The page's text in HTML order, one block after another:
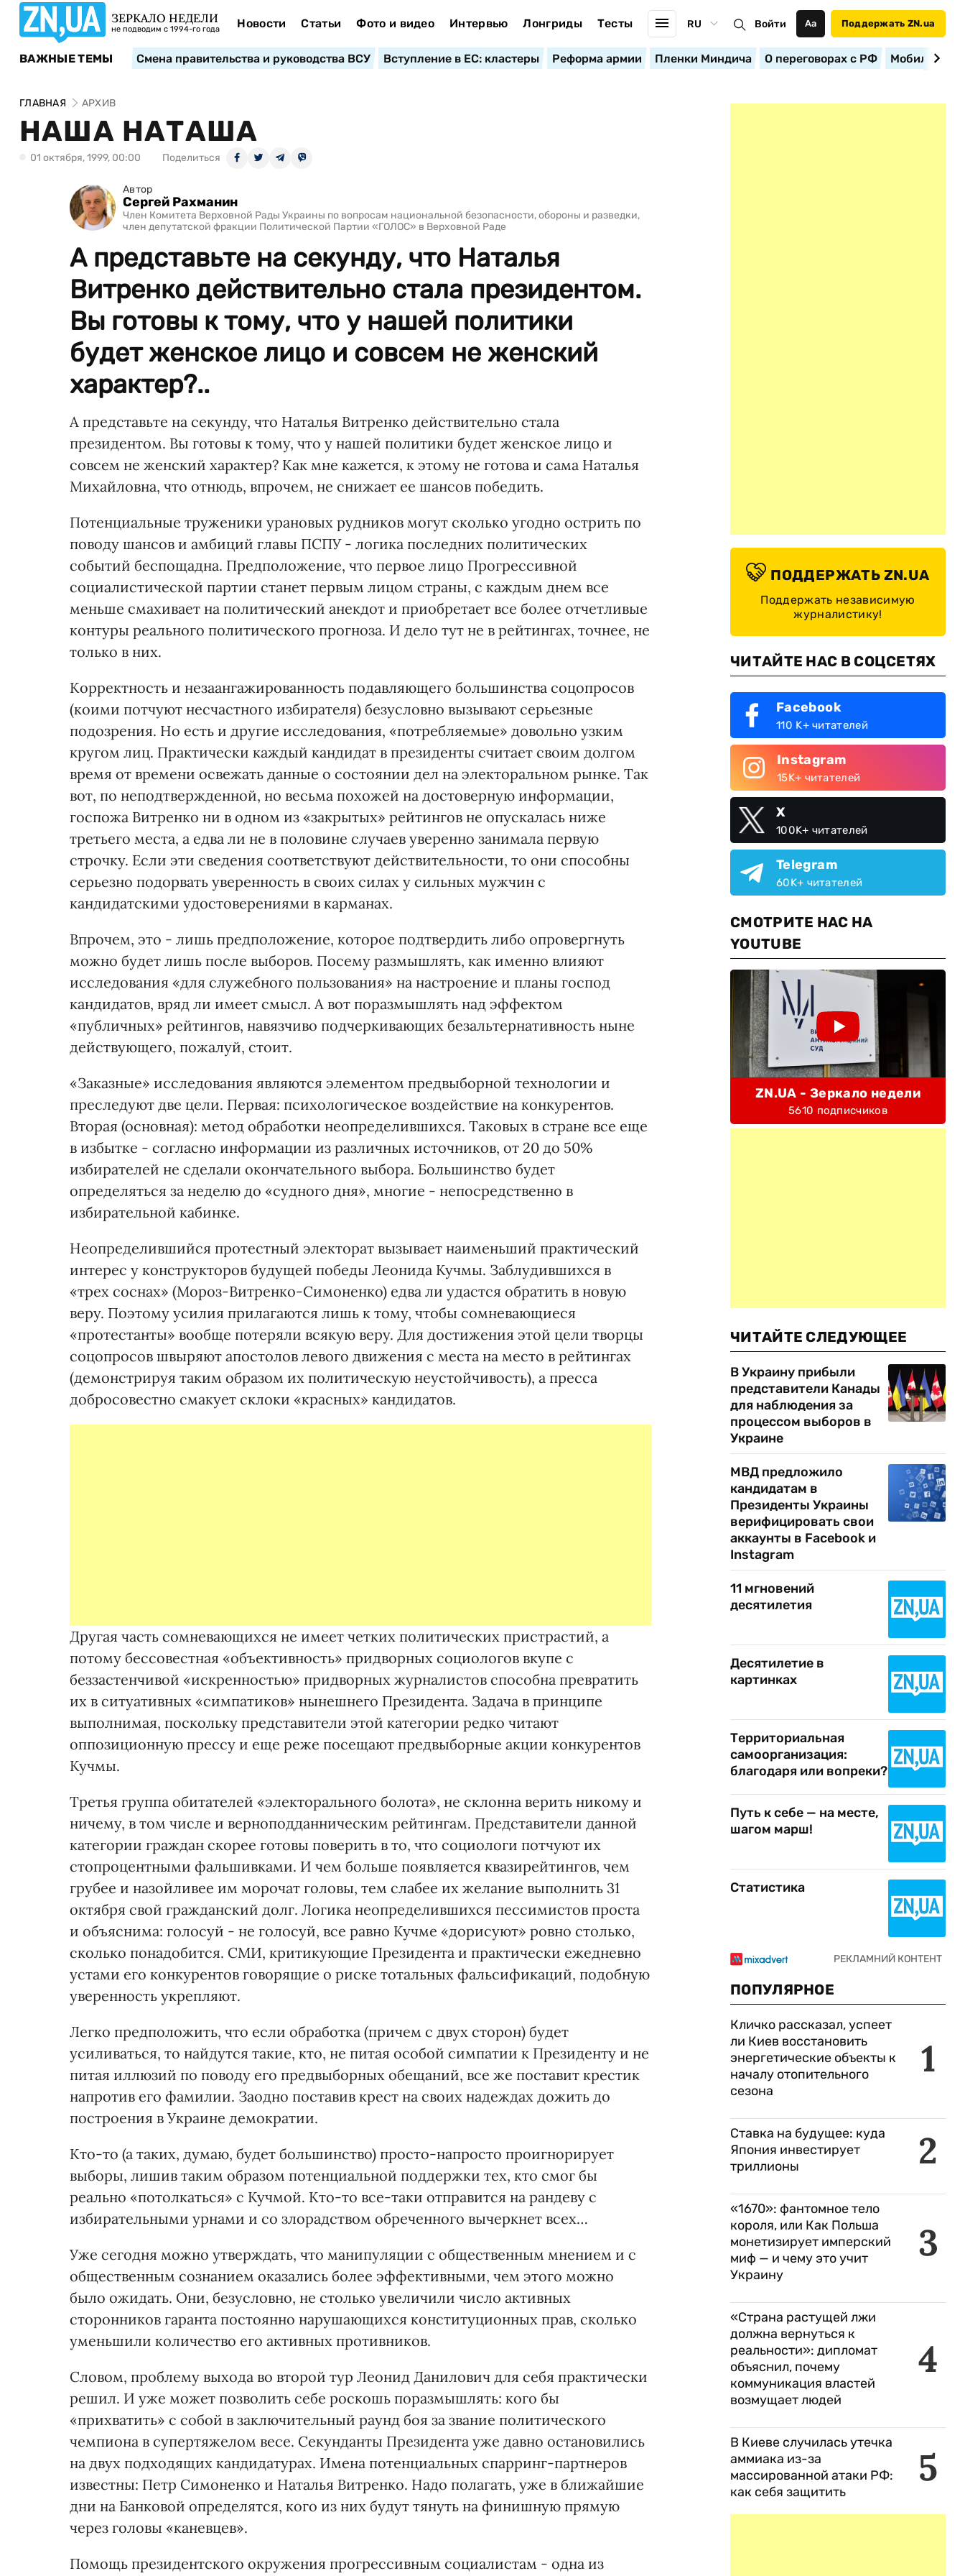
ЗЕРКАЛО НЕДЕЛИ
не подводим с 1994-го года Новости Статьи Фото и видео Интервью Лонгриды Тесты RU Войти Аа Поддержать ZN.ua
ВАЖНЫЕ ТЕМЫ Смена правительства и руководства ВСУ Вступление в ЕС: кластеры Реформа армии Пленки Миндича О переговорах с РФ
ГЛАВНАЯ АРХИВ
НАША НАТАША
01 октября, 1999, 00:00 Поделиться
Автор
Сергей Рахманин
Член Комитета Верховной Рады Украины по вопросам национальной безопасности, обороны и разведки,
член депутатской фракции Политической Партии «ГОЛОС» в Верховной Раде
А представьте на секунду, что Наталья
Витренко действительно стала президентом.
Вы готовы к тому, что у нашей политики
будет женское лицо и совсем не женский
характер?..
А представьте на секунду, что Наталья Витренко действительно стала
президентом. Вы готовы к тому, что у нашей политики будет женское лицо и
совсем не женский характер? Как мне кажется, к этому не готова и сама Наталья
Михайловна, что отнюдь, впрочем, не снижает ее шансов победить.
Потенциальные труженики урановых рудников могут сколько угодно острить по
поводу шансов и амбиций главы ПСПУ - логика последних политических
событий беспощадна. Предположение, что первое лицо Прогрессивной
социалистической партии станет первым лицом страны, с каждым днем все
меньше смахивает на политический анекдот и приобретает все более отчетливые
контуры реального политического прогноза. И дело тут не в рейтингах, точнее, не
только в них.
Корректность и незаангажированность подавляющего большинства соцопросов
(коими потчуют несчастного избирателя) безусловно вызывают серьезные
подозрения. Но есть и другие исследования, «потребляемые» довольно узким
кругом лиц. Практически каждый кандидат в президенты считает своим долгом
время от времени освежать данные о состоянии дел на электоральном рынке. Так
вот, по неподтвержденной, но весьма похожей на достоверную информации,
госпожа Витренко ни в одном из «закрытых» рейтингов не опускалась ниже
третьего места, а едва ли не в половине случаев уверенно занимала первую
строчку. Если эти сведения соответствуют действительности, то они способны
серьезно подорвать уверенность в своих силах у сильных мужчин с
кандидатскими удостоверениями в карманах.
Впрочем, это - лишь предположение, которое подтвердить либо опровергнуть
можно будет лишь после выборов. Посему размышлять, как именно влияют
исследования «для служебного пользования» на настроение и планы господ
кандидатов, вряд ли имеет смысл. А вот поразмышлять над эффектом
«публичных» рейтингов, навязчиво подчеркивающих безальтернативность ныне
действующего, пожалуй, стоит.
«Заказные» исследования являются элементом предвыборной технологии и
преследуют две цели. Первая: психологическое воздействие на конкурентов.
Вторая (основная): метод обработки неопределившихся. Таковых в стране все еще
в избытке - согласно информации из различных источников, от 20 до 50%
избирателей не сделали окончательного выбора. Большинство будет
определяться за неделю до «судного дня», многие - непосредственно в
избирательной кабинке.
Неопределившийся протестный электорат вызывает наименьший практический
интерес у конструкторов будущей победы Леонида Кучмы. Заблудившихся в
«трех соснах» (Мороз-Витренко-Симоненко) едва ли удастся обратить в новую
веру. Поэтому усилия прилагаются лишь к тому, чтобы сомневающиеся
«протестанты» вообще потеряли всякую веру. Для достижения этой цели творцы
соцопросов швыряют апостолов левого движения с места на место в рейтингах
(демонстрируя таким образом их политическую неустойчивость), а пресса
добросовестно смакует склоки «красных» кандидатов.
Другая часть сомневающихся не имеет четких политических пристрастий, а
потому бессовестная «объективность» придворных социологов вкупе с
беззастенчивой «искренностью» придворных журналистов способна превратить
их в ситуативных «симпатиков» нынешнего Президента. Задача в принципе
выполнимая, поскольку представители этой категории редко читают
оппозиционную прессу и еще реже посещают предвыборные акции конкурентов
Кучмы.
Третья группа обитателей «электорального болота», не склонна верить никому и
ничему, в том числе и верноподданническим рейтингам. Представители данной
категории граждан скорее готовы поверить в то, что социологи потчуют их
стопроцентными фальшивками. И чем больше появляется квазирейтингов, чем
грубее и назойливее им морочат головы, тем слабее их желание выполнить 31
октября свой гражданский долг. Логика неопределившихся пессимистов проста
и объяснима: голосуй - не голосуй, все равно Кучме «дорисуют» ровно столько,
сколько понадобится. СМИ, критикующие Президента и практически ежедневно
устами его конкурентов говорящие о риске тотальных фальсификаций, подобную
уверенность укрепляют.
Легко предположить, что если обработка (причем с двух сторон) будет
усиливаться, то найдутся такие, кто, не питая особой симпатии к Президенту и не
питая иллюзий по поводу его предвыборных обещаний, все же поставит крестик
напротив его фамилии. Заодно поставив крест на своих надеждах дожить до
построения в Украине демократии.
Кто-то (а таких, думаю, будет большинство) просто-напросто проигнорирует
выборы, лишив таким образом потенциальной поддержки тех, кто смог бы
реально «потолкаться» с Кучмой. Кто-то все-таки отправится на рандеву с
избирательными урнами и со злорадством обреченного вычеркнет всех…
Уже сегодня можно утверждать, что манипуляции с общественным мнением и с
общественным сознанием оказались более эффективными, чем этого можно
было ожидать. Они, безусловно, не столько увеличили число активных
сторонников гаранта постоянно нарушающихся конституционных прав, сколько
уменьшили количество его активных противников.
Словом, проблему выхода во второй тур Леонид Данилович для себя практически
решил. И уже может позволить себе роскошь поразмышлять: кого бы
«прихватить» с собой в заключительный раунд боя за звание политического
чемпиона в супертяжелом весе. Секунданты Президента уже давно остановились
на двух подходящих кандидатурах. Имена потенциальных спарринг-партнеров
известны: Петр Симоненко и Наталья Витренко. Надо полагать, уже в ближайшие
дни на Банковой определятся, кого из них будут тянуть на финишную прямую
через головы «каневцев».
Помощь президентского окружения прогрессивным социалистам - одна из
ПОДДЕРЖАТЬ ZN.UA
Поддержать независимую
журналистику!
ЧИТАЙТЕ НАС В СОЦСЕТЯХ
Facebook
110 K+ читателей
Instagram
15K+ читателей
X
100K+ читателей
Telegram
60K+ читателей
СМОТРИТЕ НАС НА
YOUTUBE
ZN.UA - Зеркало недели
5610 подписчиков
ЧИТАЙТЕ СЛЕДУЮЩЕЕ
В Украину прибыли
представители Канады
для наблюдения за
процессом выборов в
Украине
МВД предложило
кандидатам в
Президенты Украины
верифицировать свои
аккаунты в Facebook и
Instagram
11 мгновений
десятилетия
Десятилетие в
картинках
Территориальная
самоорганизация:
благодаря или вопреки?
Путь к себе — на месте,
шагом марш!
Статистика
ПОПУЛЯРНОЕ
1
Кличко рассказал, успеет
ли Киев восстановить
энергетические объекты к
началу отопительного
сезона
2
Ставка на будущее: куда
Япония инвестирует
триллионы
3
«1670»: фантомное тело
короля, или Как Польша
монетизирует имперский
миф — и чему это учит
Украину
4
«Страна растущей лжи
должна вернуться к
реальности»: дипломат
объяснил, почему
коммуникация властей
возмущает людей
5
В Киеве случилась утечка
аммиака из-за
массированной атаки РФ:
как себя защитить